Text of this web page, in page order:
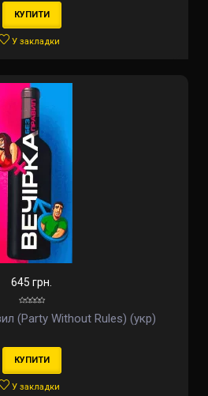
КУПИТИ
У закладки
645 грн.
(Party Without Rules) (укр)
КУПИТИ
У закладки